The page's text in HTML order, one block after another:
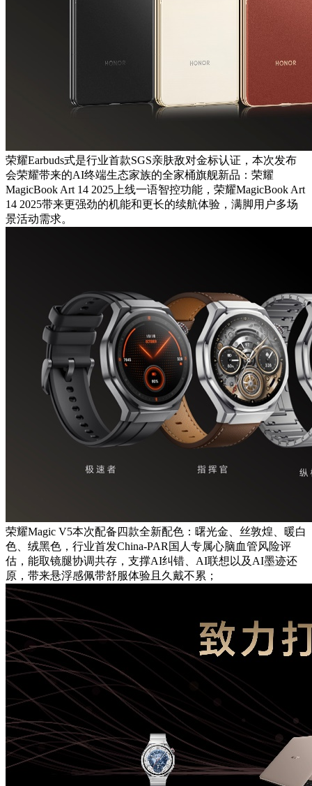
荣耀Earbuds式是行业首款SGS亲肤敌对金标认证，本次发布
会荣耀带来的AI终端生态家族的全家桶旗舰新品：荣耀
MagicBook Art 14 2025上线一语智控功能，荣耀MagicBook Art
14 2025带来更强劲的机能和更长的续航体验，满脚用户多场
景活动需求。
荣耀Magic V5本次配备四款全新配色：曙光金、丝敦煌、暖白
色、绒黑色，行业首发China-PAR国人专属心脑血管风险评
估，能取镜腿协调共存，支撑AI纠错、AI联想以及AI墨迹还
原，带来悬浮感佩带舒服体验且久戴不累；